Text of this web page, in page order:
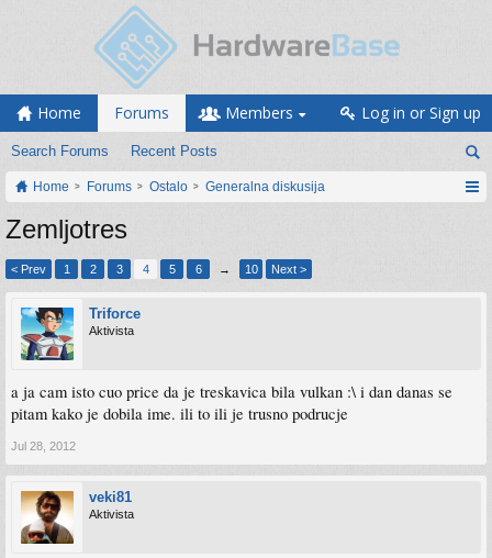
Home Forums
Search Forums Recent Posts
Members Log in or Sign up
Home Forums Ostalo Generalna diskusija
Zemljotres
< Prev 1 2 3 4 5 6 → 10 Next >
Triforce
Aktivista
a ja cam isto cuo price da je treskavica bila vulkan :\ i dan danas se
pitam kako je dobila ime. ili to ili je trusno podrucje
Jul 28, 2012
veki81
Aktivista